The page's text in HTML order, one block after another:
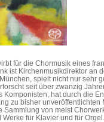
für die Chormusik eines
ist Kirchenmusikdirektor an
spielt nicht nur sehr
seit über zwanzig
Komponisten, hat durch die
zu bisher unveröffentlichten
Sammlung von meist
für Klavier und für Orgel.